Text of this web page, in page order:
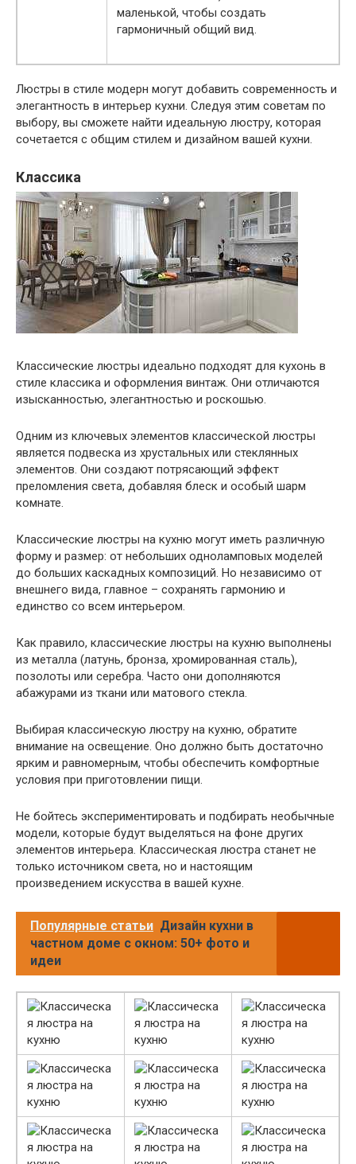
маленькой, чтобы создать
гармоничный общий вид.
Люстры в стиле модерн могут добавить современность и
элегантность в интерьер кухни. Следуя этим советам по
выбору, вы сможете найти идеальную люстру, которая
сочетается с общим стилем и дизайном вашей кухни.
Классика
Классические люстры идеально подходят для кухонь в
стиле классика и оформления винтаж. Они отличаются
изысканностью, элегантностью и роскошью.
Одним из ключевых элементов классической люстры
является подвеска из хрустальных или стеклянных
элементов. Они создают потрясающий эффект
преломления света, добавляя блеск и особый шарм
комнате.
Классические люстры на кухню могут иметь различную
форму и размер: от небольших одноламповых моделей
до больших каскадных композиций. Но независимо от
внешнего вида, главное – сохранять гармонию и
единство со всем интерьером.
Как правило, классические люстры на кухню выполнены
из металла (латунь, бронза, хромированная сталь),
позолоты или серебра. Часто они дополняются
абажурами из ткани или матового стекла.
Выбирая классическую люстру на кухню, обратите
внимание на освещение. Оно должно быть достаточно
ярким и равномерным, чтобы обеспечить комфортные
условия при приготовлении пищи.
Не бойтесь экспериментировать и подбирать необычные
модели, которые будут выделяться на фоне других
элементов интерьера. Классическая люстра станет не
только источником света, но и настоящим
произведением искусства в вашей кухне.
Популярные статьи Дизайн кухни в
частном доме с окном: 50+ фото и
идеи